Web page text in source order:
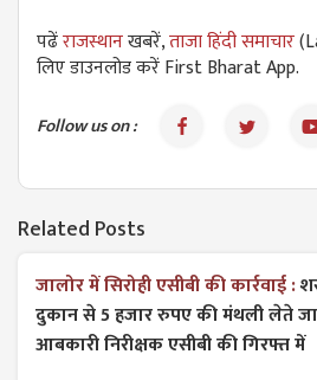
पढेंराजस्थानखबरें,ताजा हिंदी समाचार
लिए डाउनलोड करें First Bharat App.
Follow us on :
Related Posts
जालोर में सिरोही एसीबी की कार्रवाई :
दुकान से 5 हजार रुपए की मंथली लेते
आबकारी निरीक्षक एसीबी की गिरफ्त में